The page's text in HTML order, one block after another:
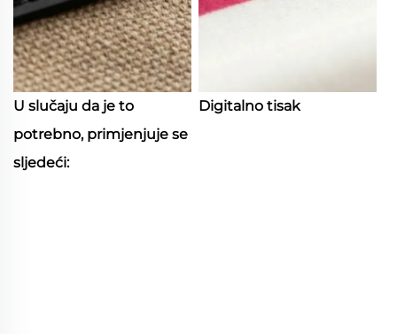
U slučaju da je to
potrebno, primjenjuje se
sljedeći:
Digitalno tisak